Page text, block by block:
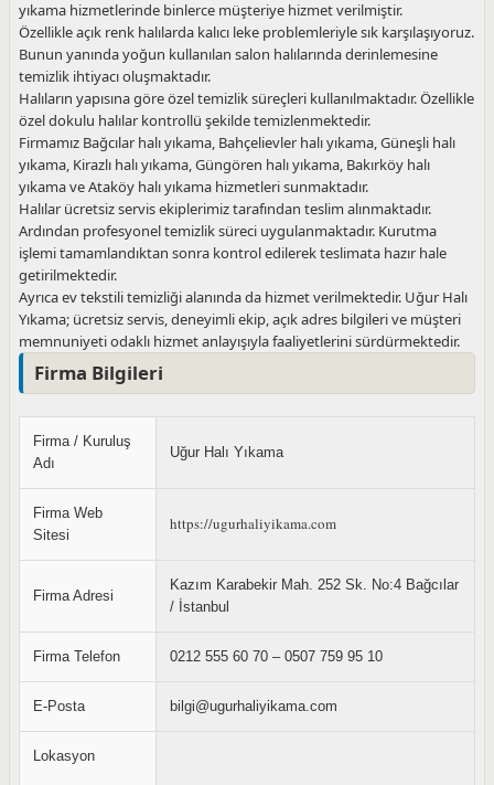
yıkama hizmetlerinde binlerce müşteriye hizmet verilmiştir.
Özellikle açık renk halılarda kalıcı leke problemleriyle sık karşılaşıyoruz.
Bunun yanında yoğun kullanılan salon halılarında derinlemesine
temizlik ihtiyacı oluşmaktadır.
Halıların yapısına göre özel temizlik süreçleri kullanılmaktadır. Özellikle
özel dokulu halılar kontrollü şekilde temizlenmektedir.
Firmamız Bağcılar halı yıkama, Bahçelievler halı yıkama, Güneşli halı
yıkama, Kirazlı halı yıkama, Güngören halı yıkama, Bakırköy halı
yıkama ve Ataköy halı yıkama hizmetleri sunmaktadır.
Halılar ücretsiz servis ekiplerimiz tarafından teslim alınmaktadır.
Ardından profesyonel temizlik süreci uygulanmaktadır. Kurutma
işlemi tamamlandıktan sonra kontrol edilerek teslimata hazır hale
getirilmektedir.
Ayrıca ev tekstili temizliği alanında da hizmet verilmektedir. Uğur Halı
Yıkama; ücretsiz servis, deneyimli ekip, açık adres bilgileri ve müşteri
memnuniyeti odaklı hizmet anlayışıyla faaliyetlerini sürdürmektedir.
Firma Bilgileri
Firma / Kuruluş
Adı
Uğur Halı Yıkama
Firma Web
Sitesi
https://ugurhaliyikama.com
Firma Adresi
Kazım Karabekir Mah. 252 Sk. No:4 Bağcılar
/ İstanbul
Firma Telefon 0212 555 60 70 – 0507 759 95 10
E-Posta bilgi@ugurhaliyikama.com
Lokasyon